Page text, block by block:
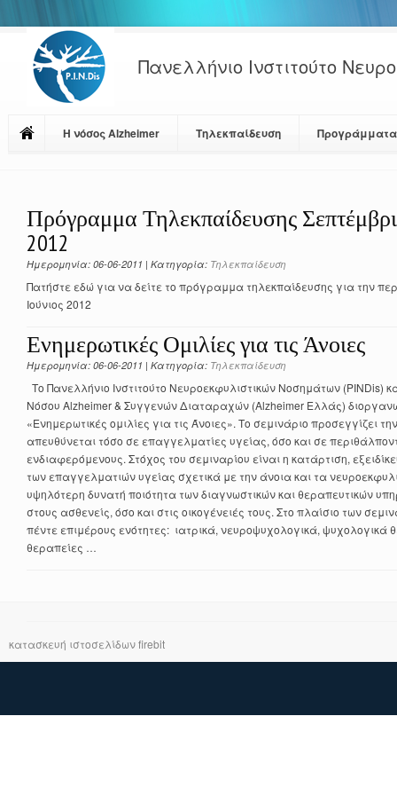
Πανελλήνιο Ινστιτούτο
Η νόσος Alzheimer Τηλεκπαίδευση
Πρόγραμμα Τηλεκπαίδευσης
2012
Ημερομηνία: 06-06-2011 | Κατηγορία: Τηλεκπαίδευση
Πατήστε εδώ για να δείτε το πρόγραμμα τηλεκπαίδευσης για την
Ιούνιος 2012
Ενημερωτικές Ομιλίες για τις Άνοιες
Ημερομηνία: 06-06-2011 | Κατηγορία: Τηλεκπαίδευση
Tο Πανελλήνιο Ινστιτούτο Νευροεκφυλιστικών Νοσημάτων (PINDis)
Νόσου Alzheimer & Συγγενών Διαταραχών (Alzheimer Ελλάς)
«Ενημερωτικές ομιλίες για τις Άνοιες». Το σεμινάριο προσεγγίζει
απευθύνεται τόσο σε επαγγελματίες υγείας, όσο και σε
ενδιαφερόμενους. Στόχος του σεμιναρίου είναι η κατάρτιση,
των επαγγελματιών υγείας σχετικά με την άνοια και τα
υψηλότερη δυνατή ποιότητα των διαγνωστικών και θεραπευτικών
στους ασθενείς, όσο και στις οικογένειές τους. Στο πλαίσιο των
πέντε επιμέρους ενότητες: ιατρικά, νευροψυχολογικά, ψυχολογικά
θεραπείες …
κατασκευή ιστοσελίδων firebit